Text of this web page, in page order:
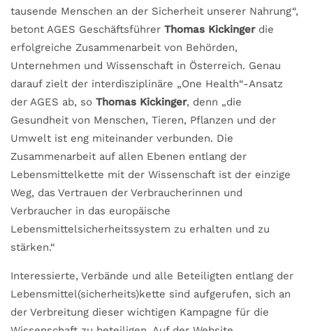
tausende Menschen an der Sicherheit unserer Nahrung“,
betont AGES Geschäftsführer Thomas Kickingerdie
erfolgreiche Zusammenarbeit von Behörden,
Unternehmen und Wissenschaft in Österreich. Genau
darauf zielt der interdisziplinäre „One Health“-Ansatz
der AGES ab, so Thomas Kickinger, denn „die
Gesundheit von Menschen, Tieren, Pflanzen und der
Umwelt ist eng miteinander verbunden. Die
Zusammenarbeit auf allen Ebenen entlang der
Lebensmittelkette mit der Wissenschaft ist der einzige
Weg, das Vertrauen der Verbraucherinnen und
Verbraucher in das europäische
Lebensmittelsicherheitssystem zu erhalten und zu
stärken.“
Interessierte, Verbände und alle Beteiligten entlang der
Lebensmittel(sicherheits)kette sind aufgerufen, sich an
der Verbreitung dieser wichtigen Kampagne für die